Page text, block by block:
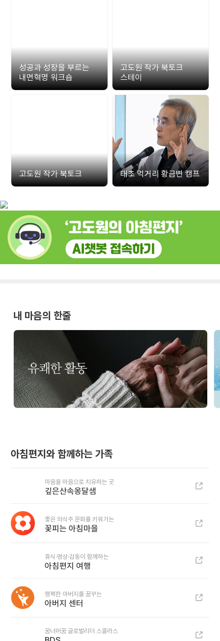
성공과 성장을 부르는
내면혁명 워크숍
고도원 작가 북토크
스테이
고도원 작가 북토크 태초 먹거리 황금변 캠프
내 마음의 한줄
아침편지와 함께하는 가족
마음을 마음으로 치유하는 곳
깊은산속옹달샘
좋은 의식주 문화를 키워가는
꽃피는 아침마을
휴식·명상·감동이 함께하는
아침편지 여행
행복한 아버지를 꿈꾸는
아버지 센터
꿈너머꿈 글로벌리더 스콜라스